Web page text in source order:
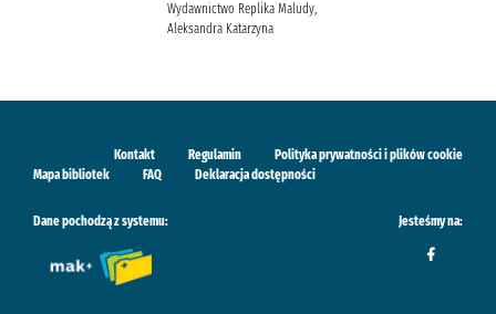
Wydawnictwo Replika Maludy,
Aleksandra Katarzyna
Kontakt Regulamin
Polityka prywatności i plików cookie
Mapa bibliotek
FAQ Deklaracja dostępności
Dane pochodzą z systemu: Jesteśmy na: